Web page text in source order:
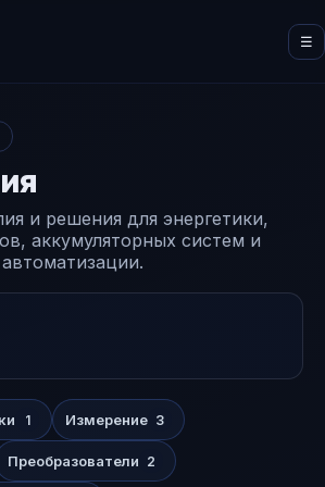
☰
и решения для энергетики,
аккумуляторных систем и
1 Измерение 3
Преобразователи 2